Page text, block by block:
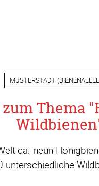
MUSTERSTADT(
Thema
ca. neun
unterschiedliche